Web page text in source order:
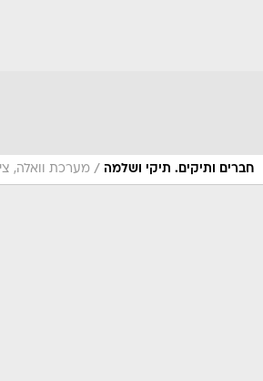
חברים ותיקים. תיקי ושלמה / מערכת וואלה,